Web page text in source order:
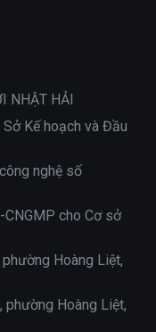
NHẬT HẢI
Kế hoạch và Đầu
nghệ số
cho Cơ sở
Hoàng Liệt,
phường Hoàng Liệt,